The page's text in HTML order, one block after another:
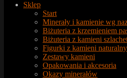
Sklep
Start
Minerały i kamienie wg
Biżuteria z krzemieniem
Biżuteria z kamieni
Figurki z kamieni
Zestawy kamieni
Opakowania i akcesoria
Okazy minerałów